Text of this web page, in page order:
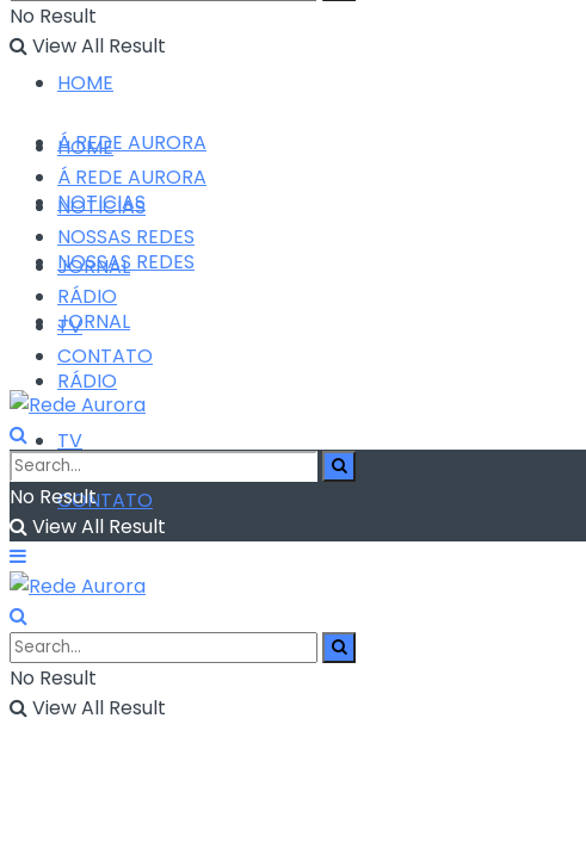
No Result
View All Result
HOME
Á REDE AURORA
NOTICIAS
NOSSAS REDES
JORNAL
RÁDIO
TV
CONTATO
HOME
Á REDE AURORA
NOTICIAS
NOSSAS REDES
JORNAL
RÁDIO
TV
CONTATO
No Result
View All Result
No Result
View All Result